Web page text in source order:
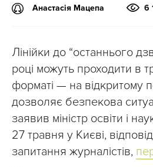
Анастасія Мацепа 6
Лінійки до “останнього
році можуть проходити в
форматі — на відкритому
дозволяє безпекова
заявив міністр освіти і
27 травня у Києві,
запитання журналістів,